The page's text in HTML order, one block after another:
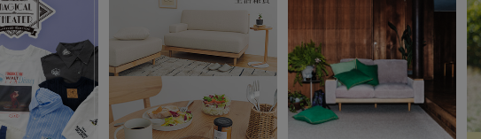
▼お気に入り登録
お気に入り登録商
が可能です。
お買い物リストの